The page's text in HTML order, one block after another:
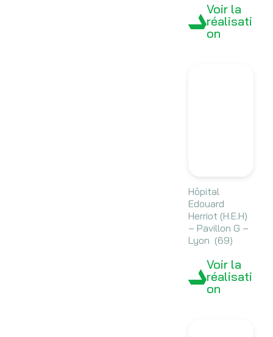
Voir la
réalisati
on
Hôpital
Edouard
Herriot (H.E.H)
– Pavillon G –
Lyon (69)
Voir la
réalisati
on